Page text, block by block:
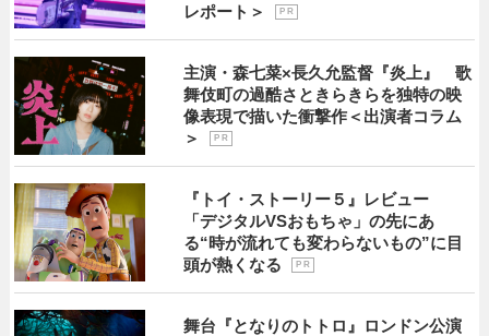
レポート＞
P R
主演・森七菜×長久允監督『炎上』 歌
舞伎町の過酷さときらきらを独特の映
像表現で描いた衝撃作＜出演者コラム
＞
P R
『トイ・ストーリー５』レビュー
「デジタルVSおもちゃ」の先にあ
る“時が流れても変わらないもの”に目
頭が熱くなる
P R
舞台『となりのトトロ』ロンドン公演